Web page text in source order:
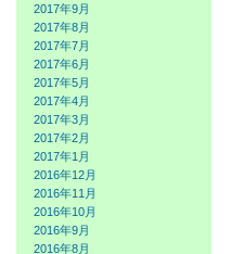
2017年9月
2017年8月
2017年7月
2017年6月
2017年5月
2017年4月
2017年3月
2017年2月
2017年1月
2016年12月
2016年11月
2016年10月
2016年9月
2016年8月